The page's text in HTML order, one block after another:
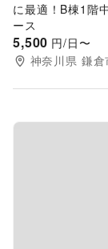
に最適！B棟1階
ース
5,500 円/日〜
神奈川県 鎌倉
Previous